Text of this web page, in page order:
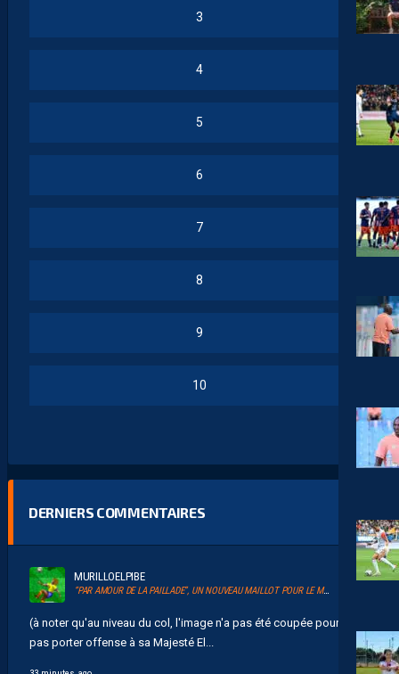
3
4
5
6
7
8
9
10
DERNIERS COMMENTAIRES
MURILLOELPIBE
“PAR AMOUR DE LA PAILLADE”, UN NOUVEAU MAILLOT POUR LE MHSC
(à noter qu'au niveau du col, l'image n'a pas été coupée pour ne
pas porter offense à sa Majesté El...